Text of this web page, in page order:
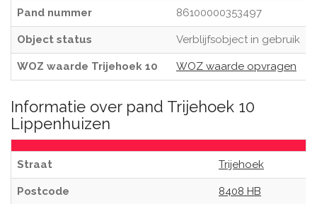
Pand nummer 86100000353497
Object status Verblijfsobject in gebruik
WOZ waarde Trijehoek 10 WOZ waarde opvragen
Informatie over pand Trijehoek 10
Lippenhuizen
Straat Trijehoek
Postcode 8408 HB